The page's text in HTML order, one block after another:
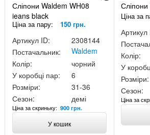
Сліпони Waldem WH08
jeans black
Ціна за пару: 150 грн.
Артикул ID:
2308144
Постачальник:
Waldem
Колір:
чорний
У коробці пар:
6
Розміри:
31-36
Сезон:
демі
Ціна за скриньку: 900 грн.
У кошик
Ціна за
Артикул
Колір:
У
Розміри:
Сезон:
Ціна за